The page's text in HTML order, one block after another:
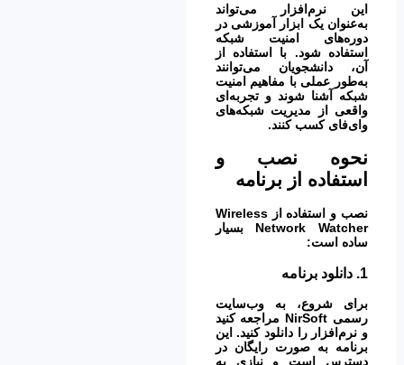
این نرم‌افزار می‌تواند
به‌عنوان یک ابزار آموزشی در
دوره‌های امنیت شبکه
استفاده شود. با استفاده از
آن، دانشجویان می‌توانند
به‌طور عملی با مفاهیم امنیت
شبکه آشنا شوند و تجربه‌ای
واقعی از مدیریت شبکه‌های
وای‌فای کسب کنند.
نحوه نصب و
استفاده از برنامه
نصب و استفاده از Wireless
Network Watcher بسیار
ساده است:
1. دانلود برنامه
برای شروع، به وب‌سایت
رسمی NirSoft مراجعه کنید
و نرم‌افزار را دانلود کنید. این
برنامه به صورت رایگان در
دسترس است و نیازی به